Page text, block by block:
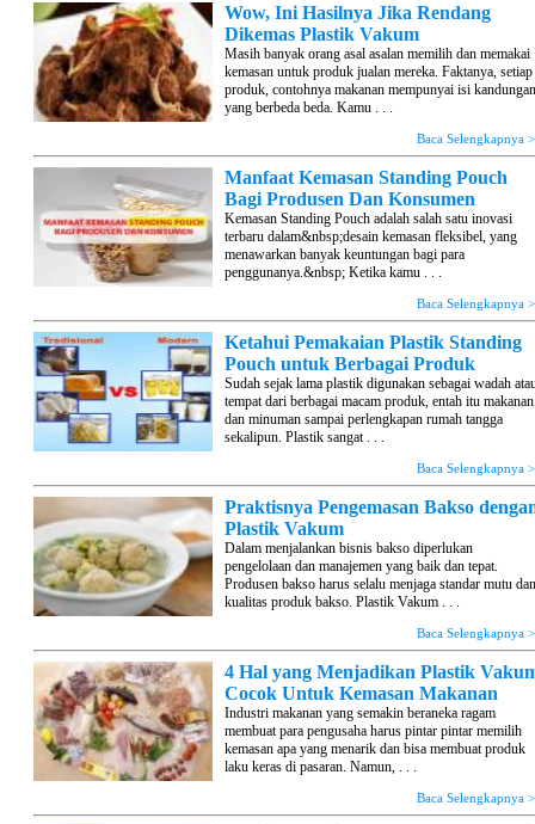
Wow, Ini Hasilnya Jika Rendang
Dikemas Plastik Vakum
Masih banyak orang asal asalan memilih dan memakai
kemasan untuk produk jualan mereka. Faktanya, setiap
produk, contohnya makanan mempunyai isi
yang berbeda beda. Kamu . . .
Baca Selengkapnya
Manfaat Kemasan Standing Pouch
Bagi Produsen Dan Konsumen
Kemasan Standing Pouch adalah salah satu inovasi
terbaru dalam&nbsp;desain kemasan fleksibel, yang
menawarkan banyak keuntungan bagi para
penggunanya.&nbsp; Ketika kamu . . .
Baca Selengkapnya
Ketahui Pemakaian Plastik Standing
Pouch untuk Berbagai Produk
Sudah sejak lama plastik digunakan sebagai wadah
tempat dari berbagai macam produk, entah itu makanan
dan minuman sampai perlengkapan rumah tangga
sekalipun. Plastik sangat . . .
Baca Selengkapnya
Praktisnya Pengemasan Bakso
Plastik Vakum
Dalam menjalankan bisnis bakso diperlukan
pengelolaan dan manajemen yang baik dan tepat.
Produsen bakso harus selalu menjaga standar mutu
kualitas produk bakso. Plastik Vakum . . .
Baca Selengkapnya
4 Hal yang Menjadikan Plastik
Cocok Untuk Kemasan Makanan
Industri makanan yang semakin beraneka ragam
membuat para pengusaha harus pintar pintar memilih
kemasan apa yang menarik dan bisa membuat produk
laku keras di pasaran. Namun, . . .
Baca Selengkapnya